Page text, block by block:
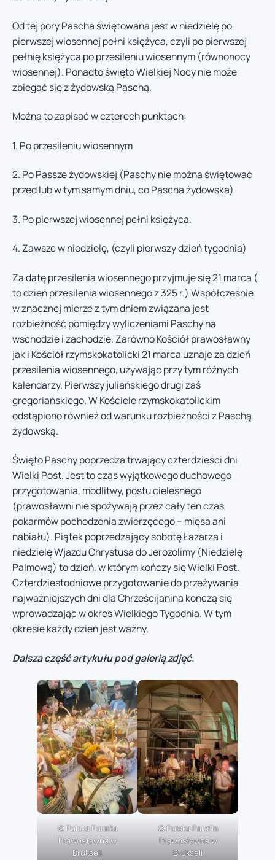
Od tej pory Pascha świętowana jest w niedzielę po
pierwszej wiosennej pełni księżyca, czyli po pierwszej
pełnię księżyca po przesileniu wiosennym (równonocy
wiosennej). Ponadto święto Wielkiej Nocy nie może
zbiegać się z żydowską Paschą.
Można to zapisać w czterech punktach:
1. Po przesileniu wiosennym
2. Po Passze żydowskiej (Paschy nie można świętować
przed lub w tym samym dniu, co Pascha żydowska)
3. Po pierwszej wiosennej pełni księżyca.
4. Zawsze w niedzielę, (czyli pierwszy dzień tygodnia)
Za datę przesilenia wiosennego przyjmuje się 21 marca (
to dzień przesilenia wiosennego z 325 r.) Współcześnie
w znacznej mierze z tym dniem związana jest
rozbieżność pomiędzy wyliczeniami Paschy na
wschodzie i zachodzie. Zarówno Kościół prawosławny
jak i Kościół rzymskokatolicki 21 marca uznaje za dzień
przesilenia wiosennego, używając przy tym różnych
kalendarzy. Pierwszy juliańskiego drugi zaś
gregoriańskiego. W Kościele rzymskokatolickim
odstąpiono również od warunku rozbieżności z Paschą
żydowską.
Święto Paschy poprzedza trwający czterdzieści dni
Wielki Post. Jest to czas wyjątkowego duchowego
przygotowania, modlitwy, postu cielesnego
(prawosławni nie spożywają przez cały ten czas
pokarmów pochodzenia zwierzęcego – mięsa ani
nabiału). Piątek poprzedzający sobotę Łazarza i
niedzielę Wjazdu Chrystusa do Jerozolimy (Niedzielę
Palmową) to dzień, w którym kończy się Wielki Post.
Czterdziestodniowe przygotowanie do przeżywania
najważniejszych dni dla Chrześcijanina kończą się
wprowadzając w okres Wielkiego Tygodnia. W tym
okresie każdy dzień jest ważny.
Dalsza część artykułu pod galerią zdjęć.
© Polska Parafia
Prawosławna w
Brukseli
© Polska Parafia
Prawosławna w
Brukseli